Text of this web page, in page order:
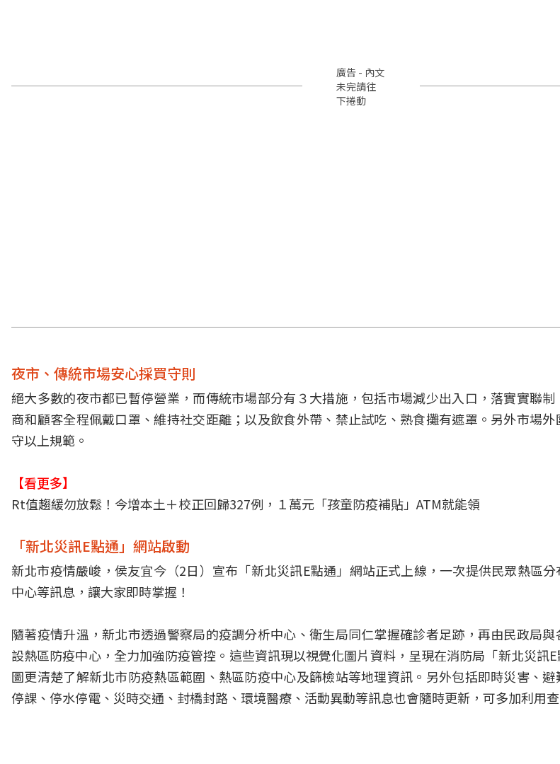
廣告 - 內文
未完請往
下捲動
夜市、傳統市場安心採買守則
絕大多數的夜市都已暫停營業，而傳統市場部分有３大措施，包括市場減少出入口，落實實聯
商和顧客全程佩戴口罩、維持社交距離；以及飲食外帶、禁止試吃、熟食攤有遮罩。另外市場
守以上規範。
【看更多】
Rt值趨緩勿放鬆！今增本土＋校正回歸327例，１萬元「孩童防疫補貼」ATM就能領
「新北災訊E點通」網站啟動
新北市疫情嚴峻，侯友宜今（2日）宣布「新北災訊E點通」網站正式上線，一次提供民眾熱區
中心等訊息，讓大家即時掌握！
隨著疫情升溫，新北市透過警察局的疫調分析中心、衛生局同仁掌握確診者足跡，再由民政局
設熱區防疫中心，全力加強防疫管控。這些資訊現以視覺化圖片資料，呈現在消防局「新北災訊
圖更清楚了解新北市防疫熱區範圍、熱區防疫中心及篩檢站等地理資訊。另外包括即時災害、
停課、停水停電、災時交通、封橋封路、環境醫療、活動異動等訊息也會隨時更新，可多加利用查